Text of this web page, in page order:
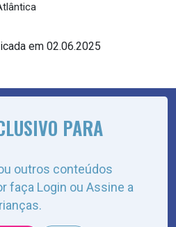
em 02.06.2025
PARA
outros conteúdos
faça Login ou Assine a